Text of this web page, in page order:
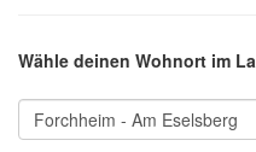
Wähle deinen Wohnort im
Forchheim - Am Eselsberg